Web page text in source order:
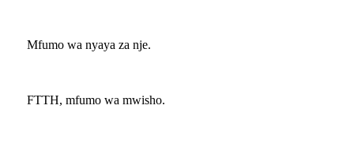
Mfumo wa nyaya za nje.
FTTH, mfumo wa mwisho.